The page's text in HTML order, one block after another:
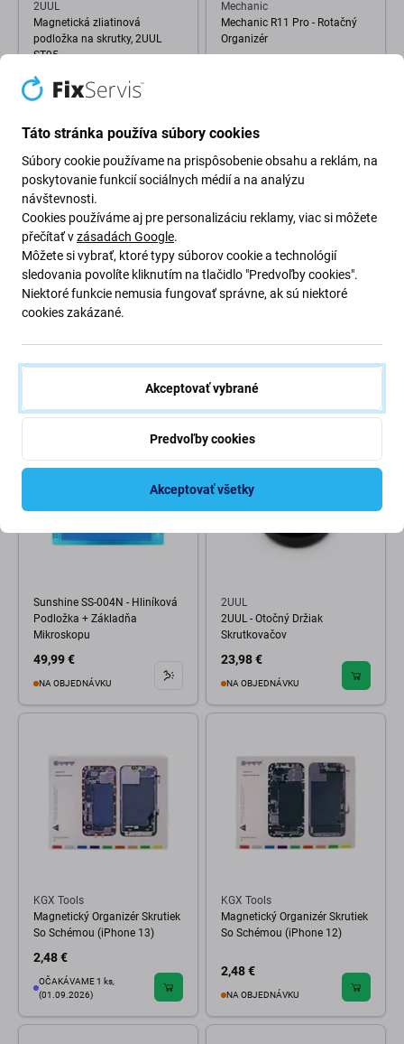
2UUL
Magnetická zliatinová
podložka na skrutky, 2UUL
ST95
14,98 €
Mechanic
Mechanic R11 Pro - Rotačný
Organizér
Relife RL-078A - Rotačný
4,98 € 8,98 €
NA OBJEDNÁVKU
Sunshine SS-004N - Hliníková
Podložka + Základňa
Mikroskopu
49,99 €
NA OBJEDNÁVKU
2UUL
2UUL - Otočný Držiak
Skrutkovačov
23,98 €
NA OBJEDNÁVKU
KGX Tools
Magnetický Organizér Skrutiek
So Schémou (iPhone 13)
2,48 €
OČAKÁVAME 1 ks,
(01.09.2026)
KGX Tools
Magnetický Organizér Skrutiek
So Schémou (iPhone 12)
2,48 €
NA OBJEDNÁVKU
Táto stránka používa súbory cookies
Súbory cookie používame na prispôsobenie obsahu a reklám, na
poskytovanie funkcií sociálnych médií a na analýzu
návštevnosti.
Cookies používáme aj pre personalizáciu reklamy, viac si môžete
přečítať vzásadách Google.
Môžete si vybrať, ktoré typy súborov cookie a technológií
sledovania povolíte kliknutím na tlačidlo "Predvoľby cookies".
Niektoré funkcie nemusia fungovať správne, ak sú niektoré
cookies zakázané.
Akceptovať vybrané
Predvoľby cookies
Akceptovať všetky